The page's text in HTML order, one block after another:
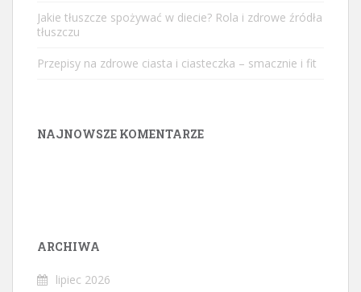
Jakie tłuszcze spożywać w diecie? Rola i zdrowe źródła
tłuszczu
Przepisy na zdrowe ciasta i ciasteczka – smacznie i fit
NAJNOWSZE KOMENTARZE
ARCHIWA
lipiec 2026